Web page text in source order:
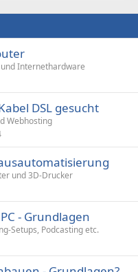
Internethardware
DSL gesucht
Webhosting
und 3D-Drucker
- Grundlagen
Setups, Podcasting etc.